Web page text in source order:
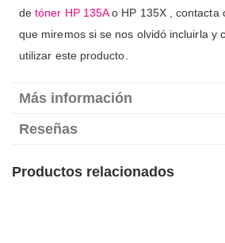
detóner HP 135Ao HP 135X , contacta
que miremos si se nos olvidó incluirla y
utilizar este producto.
Más información
Reseñas
Productos relacionados